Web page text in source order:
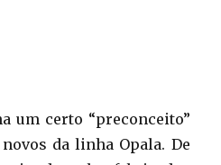
um certo “preconceito”
da linha Opala. De